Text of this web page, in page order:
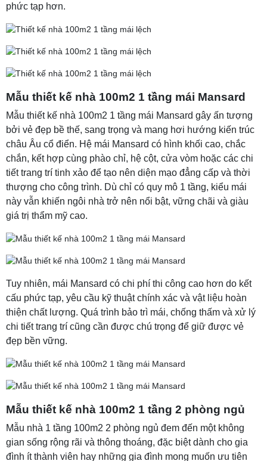
phức tạp hơn.
Mẫu thiết kế nhà 100m2 1 tầng mái Mansard
Mẫu thiết kế nhà 100m2 1 tầng mái Mansard gây ấn tượng
bởi vẻ đẹp bề thế, sang trọng và mang hơi hướng kiến trúc
châu Âu cổ điển. Hệ mái Mansard có hình khối cao, chắc
chắn, kết hợp cùng phào chỉ, hệ cột, cửa vòm hoặc các chi
tiết trang trí tinh xảo để tạo nên diện mạo đẳng cấp và thời
thượng cho công trình. Dù chỉ có quy mô 1 tầng, kiểu mái
này vẫn khiến ngôi nhà trở nên nổi bật, vững chãi và giàu
giá trị thẩm mỹ cao.
Tuy nhiên, mái Mansard có chi phí thi công cao hơn do kết
cấu phức tạp, yêu cầu kỹ thuật chính xác và vật liệu hoàn
thiện chất lượng. Quá trình bảo trì mái, chống thấm và xử lý
chi tiết trang trí cũng cần được chú trọng để giữ được vẻ
đẹp bền vững.
Mẫu thiết kế nhà 100m2 1 tầng 2 phòng ngủ
Mẫu nhà 1 tầng 100m2 2 phòng ngủ đem đến một không
gian sống rộng rãi và thông thoáng, đặc biệt dành cho gia
đình ít thành viên hay những gia đình mong muốn ưu tiên